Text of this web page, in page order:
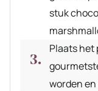
stuk
Plaats het
worden